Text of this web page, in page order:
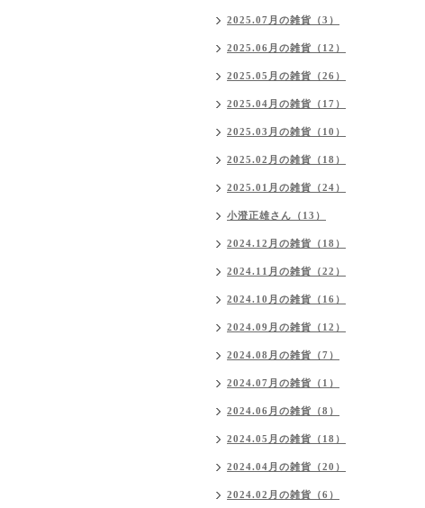
2025.07月の雑貨（3）
2025.06月の雑貨（12）
2025.05月の雑貨（26）
2025.04月の雑貨（17）
2025.03月の雑貨（10）
2025.02月の雑貨（18）
2025.01月の雑貨（24）
小澄正雄さん（13）
2024.12月の雑貨（18）
2024.11月の雑貨（22）
2024.10月の雑貨（16）
2024.09月の雑貨（12）
2024.08月の雑貨（7）
2024.07月の雑貨（1）
2024.06月の雑貨（8）
2024.05月の雑貨（18）
2024.04月の雑貨（20）
2024.02月の雑貨（6）